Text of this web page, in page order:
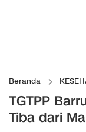
Beranda
TGTPP
Tiba dari